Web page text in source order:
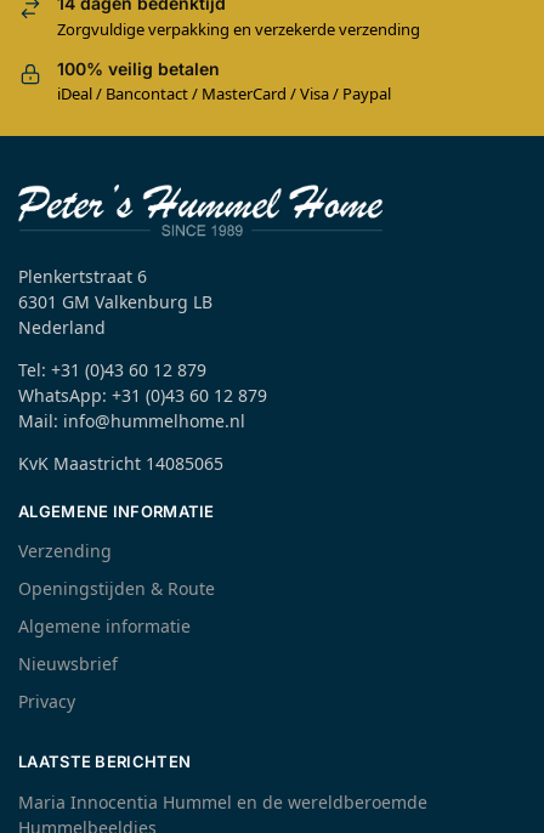
Zorgvuldige verpakking en verzekerde verzending
100% veilig betalen
iDeal / Bancontact / MasterCard / Visa / Paypal
Plenkertstraat 6
6301 GM Valkenburg LB
Nederland
Tel: +31 (0)43 60 12 879
WhatsApp: +31 (0)43 60 12 879
Mail: info@hummelhome.nl
KvK Maastricht 14085065
ALGEMENE INFORMATIE
Verzending
Openingstijden & Route
Algemene informatie
Nieuwsbrief
Privacy
LAATSTE BERICHTEN
Maria Innocentia Hummel en de wereldberoemde
Hummelbeeldjes